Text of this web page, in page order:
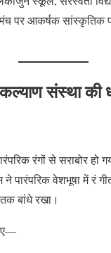
पर आकर्षक सांस्कृतिक
संस्था की
रंगों से सराबोर हो
पारंपरिक वेशभूषा में रं
बांधे रखा।